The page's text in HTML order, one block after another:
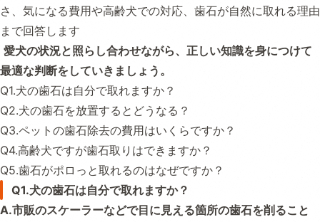
さ、気になる費用や高齢犬での対応、歯石が自然に取れる理由
まで回答します
愛犬の状況と照らし合わせながら、正しい知識を身につけて
最適な判断をしていきましょう。
Q1.犬の歯石は自分で取れますか？
Q2.犬の歯石を放置するとどうなる？
Q3.ペットの歯石除去の費用はいくらですか？
Q4.高齢犬ですが歯石取りはできますか？
Q5.歯石がポロっと取れるのはなぜですか？
Q1.犬の歯石は自分で取れますか？
A.市販のスケーラーなどで目に見える箇所の歯石を削ること